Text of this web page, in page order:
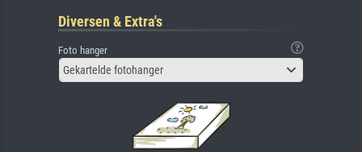
Diversen & Extra's
Foto hanger
Gekartelde fotohanger